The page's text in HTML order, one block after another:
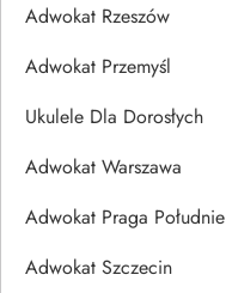
Adwokat Rzeszów
Adwokat Przemyśl
Ukulele Dla Dorosłych
Adwokat Warszawa
Adwokat Praga Południe
Adwokat Szczecin